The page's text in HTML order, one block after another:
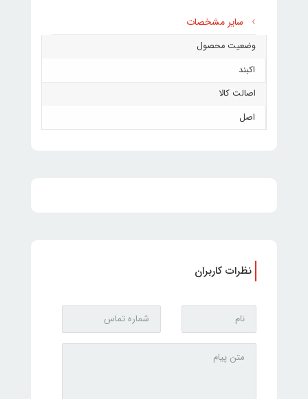
سایر مشخصات
وضعیت محصول
اکبند
اصالت کالا
اصل
نظرات کاربران